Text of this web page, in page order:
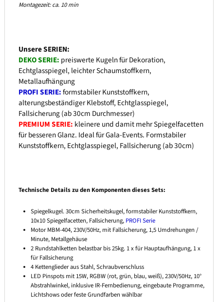
Montagezeit: ca. 10 min
Unsere SERIEN:
DEKO SERIE: preiswerte Kugeln für Dekoration,
Echtglasspiegel, leichter Schaumstoffkern,
Metallaufhängung
PROFI SERIE:formstabiler Kunststoffkern,
alterungsbeständiger Klebstoff, Echtglasspiegel,
Fallsicherung (ab 30cm Durchmesser)
PREMIUM SERIE: kleinere und damit mehr Spiegelfacetten
für besseren Glanz. Ideal für Gala-Events. Formstabiler
Kunststoffkern, Echtglasspiegel, Fallsicherung (ab 30cm)
Technische Details zu den Komponenten dieses Sets:
Spiegelkugel. 30cm Sicherheitskugel, formstabiler Kunststoffkern,
10x10 Spiegelfacetten, Fallsicherung, PROFI Serie
Motor MBM-404, 230V/50Hz, mit Fallsicherung, 1,5 Umdrehungen /
Minute, Metallgehäuse
2 Rundstahlketten belastbar bis 25kg. 1 x für Hauptaufhängung, 1 x
für Fallsicherung
4 Kettenglieder aus Stahl, Schraubverschluss
LED Pinspots mit 15W, RGBW (rot, grün, blau, weiß), 230V/50Hz, 10°
Abstrahlwinkel, inklusive IR-Fernbedienung, eingebaute Programme,
Lichtshows oder feste Grundfarben wählbar